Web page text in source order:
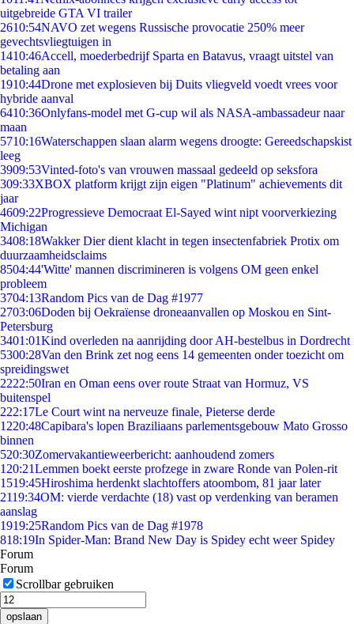
uitgebreide GTA VI trailer
2610:54NAVO zet wegens Russische provocatie 250% meer
gevechtsvliegtuigen in
1410:46Accell, moederbedrijf Sparta en Batavus, vraagt uitstel van
betaling aan
1910:44Drone met explosieven bij Duits vliegveld voedt vrees voor
hybride aanval
6410:36Onlyfans-model met G-cup wil als NASA-ambassadeur naar
maan
5710:16Waterschappen slaan alarm wegens droogte: Gereedschapskist
leeg
3909:53Vinted-foto's van vrouwen massaal gedeeld op seksfora
309:33XBOX platform krijgt zijn eigen "Platinum" achievements dit
jaar
4609:22Progressieve Democraat El-Sayed wint nipt voorverkiezing
Michigan
3408:18Wakker Dier dient klacht in tegen insectenfabriek Protix om
duurzaamheidsclaims
8504:44'Witte' mannen discrimineren is volgens OM geen enkel
probleem
3704:13Random Pics van de Dag #1977
2703:06Doden bij Oekraïense droneaanvallen op Moskou en Sint-
Petersburg
3401:01Kind overleden na aanrijding door AH-bestelbus in Dordrecht
5300:28Van den Brink zet nog eens 14 gemeenten onder toezicht om
spreidingswet
2222:50Iran en Oman eens over route Straat van Hormuz, VS
buitenspel
222:17Le Court wint na nerveuze finale, Pieterse derde
1220:48Capibara's lopen Braziliaans parlementsgebouw Mato Grosso
binnen
520:30Zomervakantieweerbericht: aanhoudend zomers
1 20:21Lemmen boekt eerste profzege in zware Ronde van Polen-rit
1519:45Hiroshima herdenkt slachtoffers atoombom, 81 jaar later
2119:34OM: vierde verdachte (18) vast op verdenking van beramen
aanslag
1919:25Random Pics van de Dag #1978
818:19In Spider-Man: Brand New Day is Spidey echt weer Spidey
Forum
Forum
Scrollbar gebruiken
opslaan